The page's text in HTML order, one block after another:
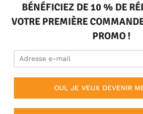
BÉNÉFICIEZ DE 10 % DE
VOTRE PREMIÈRE
PROMO !
OUI, JE VEUX DEVENIR